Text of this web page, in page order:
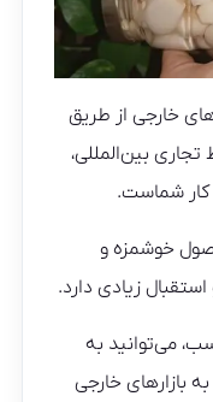
خارجی از طریق
بین‌المللی،
شماست.
خوشمزه و
زیادی دارد.
می‌توانید به
بازارهای خارجی